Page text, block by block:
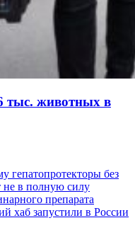
тыс. животных в
гепатопротекторы без
не в полную силу
препарата
хаб запустили в России